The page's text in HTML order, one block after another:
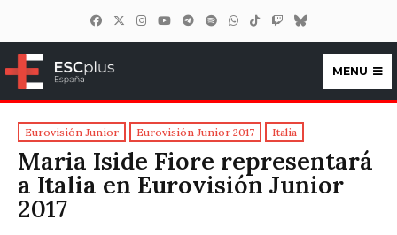
ESCplus España
MENU
Eurovisión Junior Eurovisión Junior 2017 Italia
Maria Iside Fiore representará
a Italia en Eurovisión Junior
2017